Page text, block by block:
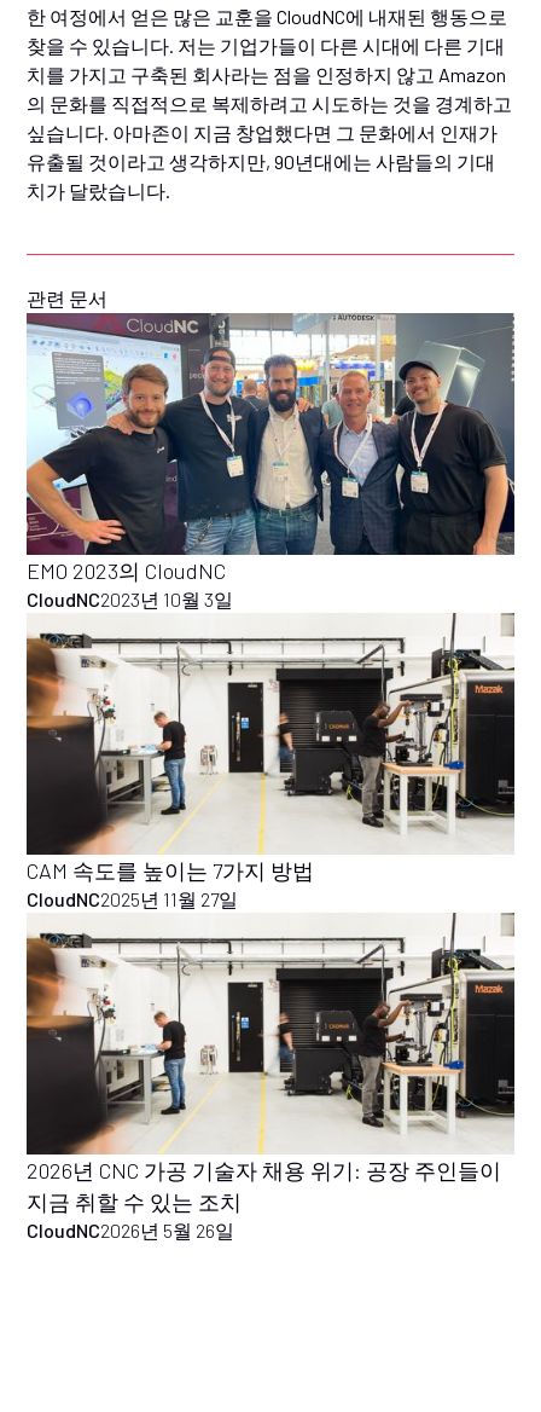
한 여정에서 얻은 많은 교훈을 CloudNC에 내재된 행동으로
찾을 수 있습니다. 저는 기업가들이 다른 시대에 다른 기대
치를 가지고 구축된 회사라는 점을 인정하지 않고 Amazon
의 문화를 직접적으로 복제하려고 시도하는 것을 경계하고
싶습니다. 아마존이 지금 창업했다면 그 문화에서 인재가
유출될 것이라고 생각하지만, 90년대에는 사람들의 기대
치가 달랐습니다.
관련 문서
EMO 2023의 CloudNC
CloudNC2023년 10월 3일
CAM 속도를 높이는 7가지 방법
CloudNC2025년 11월 27일
2026년 CNC 가공 기술자 채용 위기: 공장 주인들이
지금 취할 수 있는 조치
CloudNC2026년 5월 26일